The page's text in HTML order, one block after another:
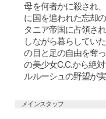
母を何者かに殺され
に国を追われた忘却
タニア帝国に占領さ
しながら暮らしてい
の目と足の自由を奪
の美少女C.C.から絶
ルルーシュの野望が
メインスタッフ